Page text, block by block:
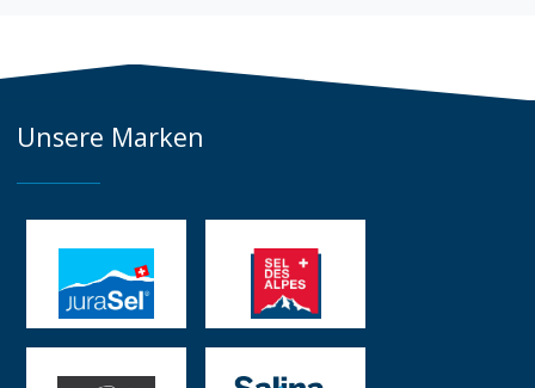
Unsere Marken